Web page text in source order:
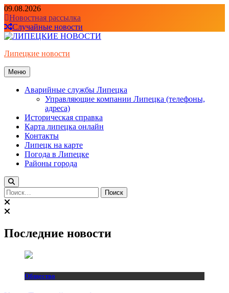
Перейти
к
содержимому
09.08.2026
Новостная рассылка
Случайные новости
Липецкие новости
Меню
Аварийные службы Липецка
Управляющие компании Липецка (телефоны,
адреса)
Историческая справка
Карта липецка онлайн
Контакты
Липецк на карте
Погода в Липецке
Районы города
Найти:
Последние новости
Общество